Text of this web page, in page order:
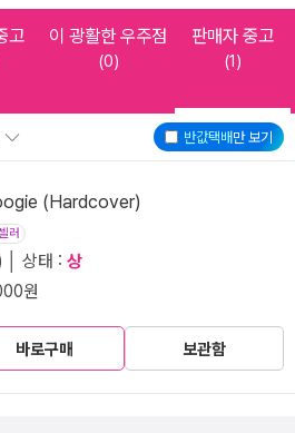
고 이 광활한 우주점
(0)
판매자 중고
(1)
반값택배만 보기
(Hardcover)
러
상태 : 상
원
바로구매 보관함